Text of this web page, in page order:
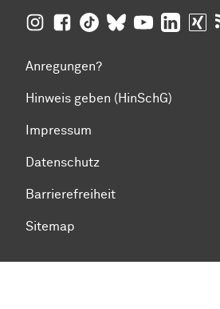
TU Dortmund auf Insta­gram
TU Dortmund auf
TU Dortmund auf
TU Dortmund
TU TU
Anregungen?
Hinweis geben (HinSchG)
Impressum
Datenschutz
Barrierefreiheit
Sitemap